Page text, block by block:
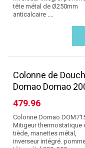
tête métal de Ø250mm
anticalcaire ....
Colonne de
Domao Domao
479.96
Colonne Domao
Mitigeur thermostatique
tiède, manettes métal,
inverseur intégré.